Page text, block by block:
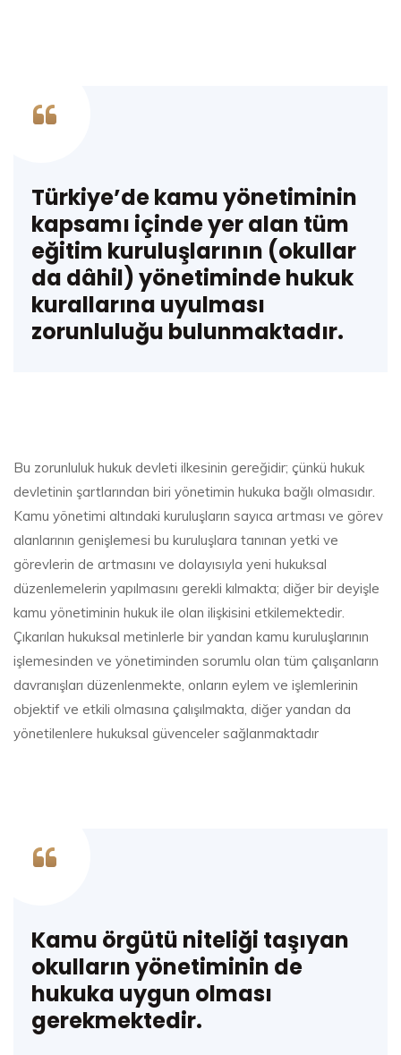
Türkiye’de kamu yönetiminin
kapsamı içinde yer alan tüm
eğitim kuruluşlarının (okullar
da dâhil) yönetiminde hukuk
kurallarına uyulması
zorunluluğu bulunmaktadır.
Bu zorunluluk hukuk devleti ilkesinin gereğidir; çünkü hukuk
devletinin şartlarından biri yönetimin hukuka bağlı olmasıdır.
Kamu yönetimi altındaki kuruluşların sayıca artması ve görev
alanlarının genişlemesi bu kuruluşlara tanınan yetki ve
görevlerin de artmasını ve dolayısıyla yeni hukuksal
düzenlemelerin yapılmasını gerekli kılmakta; diğer bir deyişle
kamu yönetiminin hukuk ile olan ilişkisini etkilemektedir.
Çıkarılan hukuksal metinlerle bir yandan kamu kuruluşlarının
işlemesinden ve yönetiminden sorumlu olan tüm çalışanların
davranışları düzenlenmekte, onların eylem ve işlemlerinin
objektif ve etkili olmasına çalışılmakta, diğer yandan da
yönetilenlere hukuksal güvenceler sağlanmaktadır
Kamu örgütü niteliği taşıyan
okulların yönetiminin de
hukuka uygun olması
gerekmektedir.